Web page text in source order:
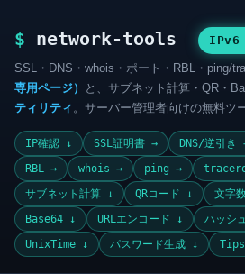
$ network-tools IPv6
SSL・DNS・whois・ポート・RBL・ping/
専用ページ）
と、サブネット計算・QR・
ティリティ 。サーバー管理者向けの無料ツ
IP確認 ↓ SSL証明書 → DNS/逆引き
RBL →
whois → ping →
サブネット計算 ↓
QRコード ↓
文字
Base64 ↓
URLエンコード ↓ ハッシ
UnixTime ↓
パスワード生成 ↓